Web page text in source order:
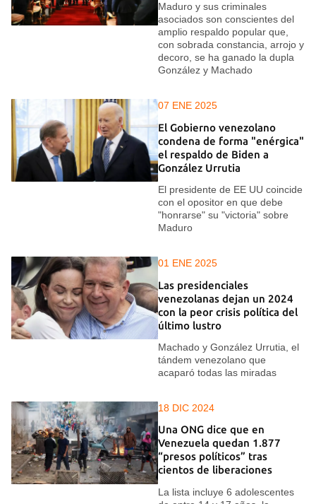
Maduro y sus criminales
asociados son conscientes del
amplio respaldo popular que,
con sobrada constancia, arrojo y
decoro, se ha ganado la dupla
González y Machado
07 ENE 2025
El Gobierno venezolano
condena de forma "enérgica"
el respaldo de Biden a
González Urrutia
El presidente de EE UU coincide
con el opositor en que debe
"honrarse" su "victoria" sobre
Maduro
01 ENE 2025
Las presidenciales
venezolanas dejan un 2024
con la peor crisis política del
último lustro
Machado y González Urrutia, el
tándem venezolano que
acaparó todas las miradas
18 DIC 2024
Una ONG dice que en
Venezuela quedan 1.877
“presos políticos” tras
cientos de liberaciones
La lista incluye 6 adolescentes